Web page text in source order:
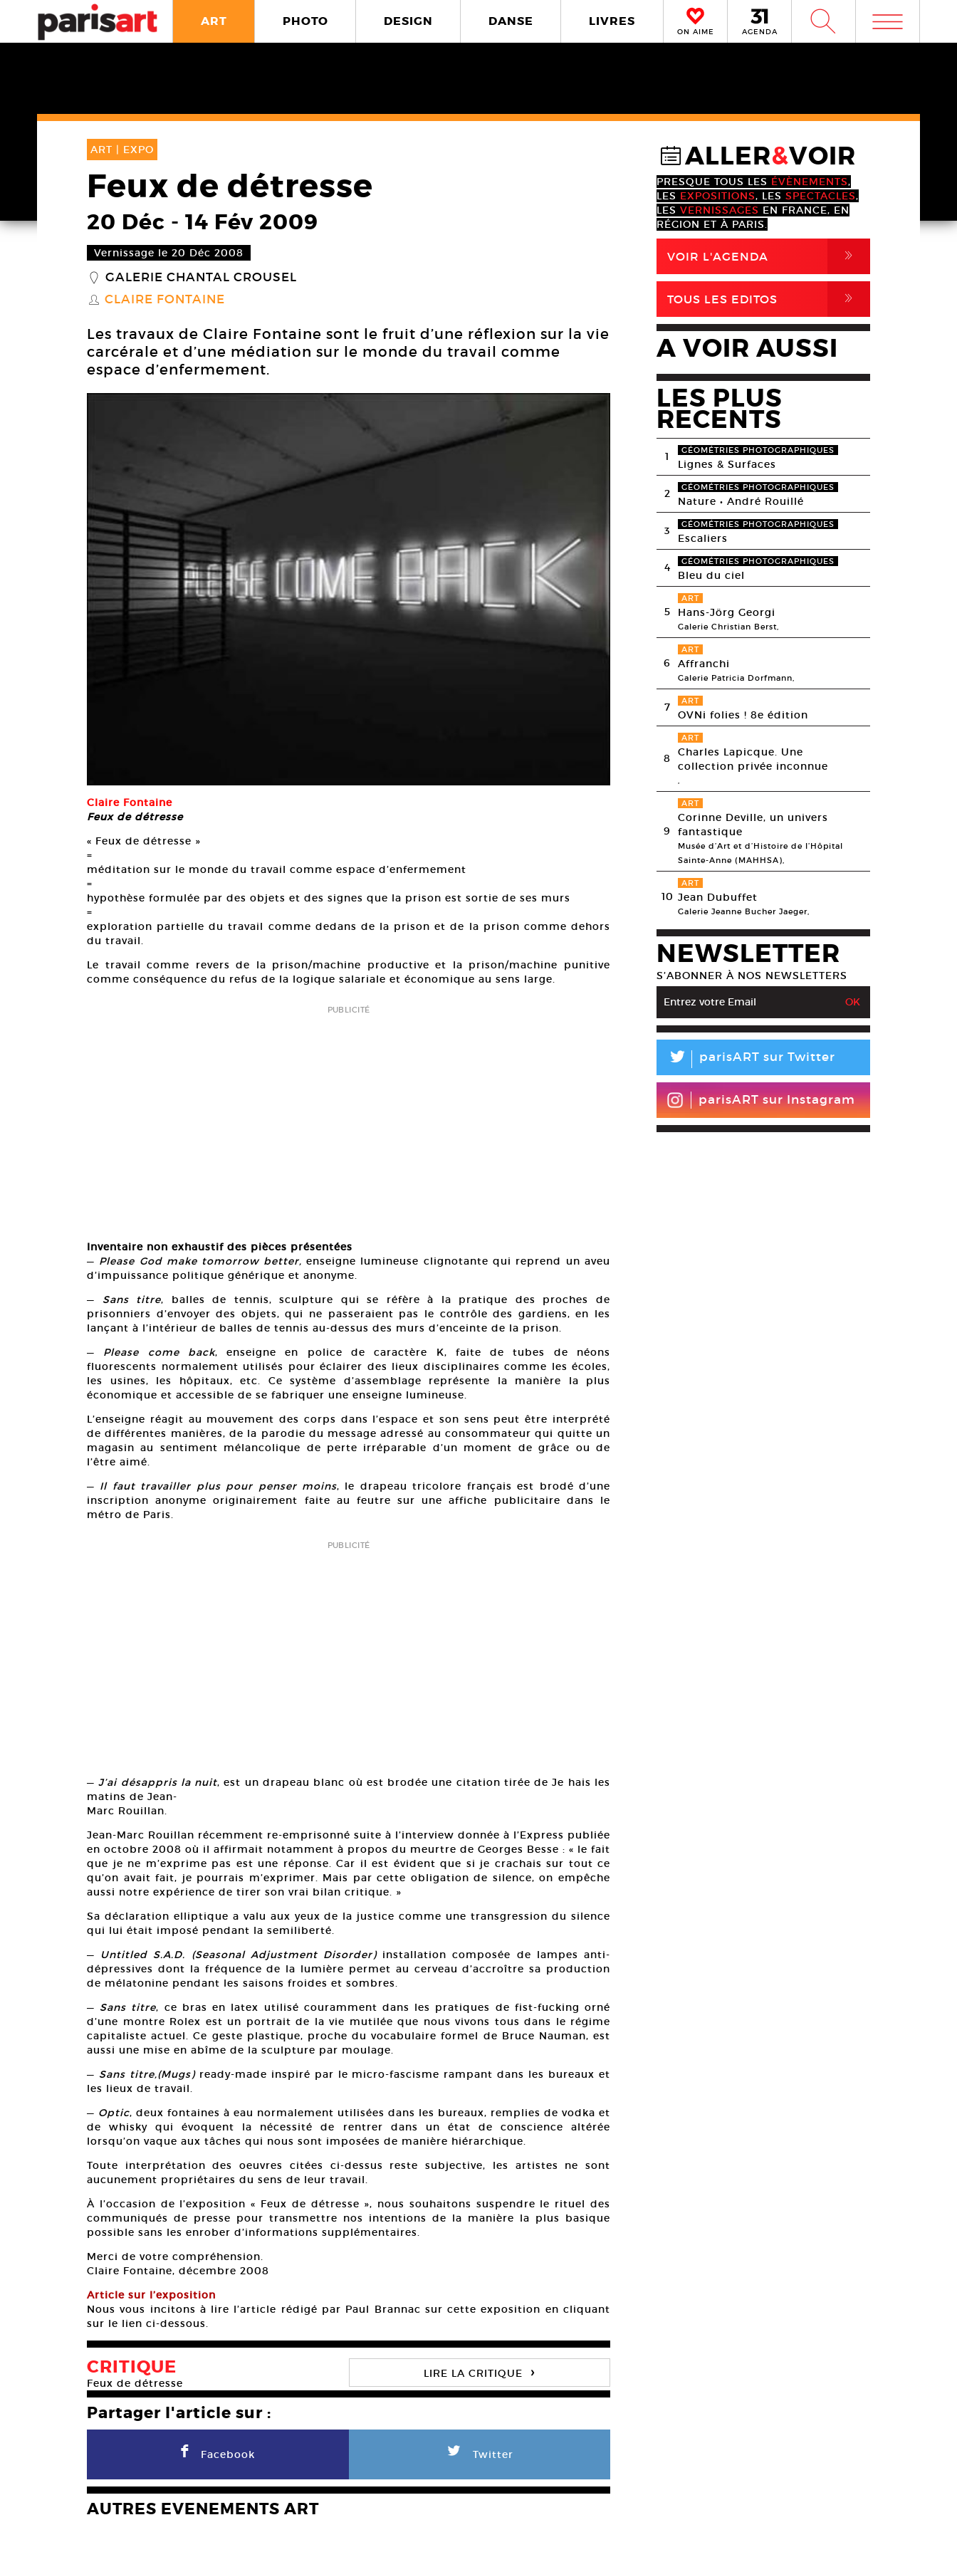
ART PHOTO DESIGN DANSE LIVRES
ON AIME AGENDA W m
ART | EXPO
Feux de détresse
20 Déc - 14 Fév 2009
Vernissage le 20 Déc 2008
_ GALERIE CHANTAL CROUSEL
S CLAIRE FONTAINE
Les travaux de Claire Fontaine sont le fruit d’une réflexion sur la vie
carcérale et d’une médiation sur le monde du travail comme
espace d’enfermement.
Claire Fontaine
Feux de détresse
« Feux de détresse »
=
méditation sur le monde du travail comme espace d’enfermement
=
hypothèse formulée par des objets et des signes que la prison est sortie de ses murs
=
exploration partielle du travail comme dedans de la prison et de la prison comme dehors
du travail.
Le travail comme revers de la prison/machine productive et la prison/machine punitive
comme conséquence du refus de la logique salariale et économique au sens large.
PUBLICITÉ
Inventaire non exhaustif des pièces présentées
— Please God make tomorrow better, enseigne lumineuse clignotante qui reprend un aveu
d’impuissance politique générique et anonyme.
— Sans titre, balles de tennis, sculpture qui se réfère à la pratique des proches de
prisonniers d’envoyer des objets, qui ne passeraient pas le contrôle des gardiens, en les
lançant à l’intérieur de balles de tennis au-dessus des murs d’enceinte de la prison.
— Please come back, enseigne en police de caractère K, faite de tubes de néons
fluorescents normalement utilisés pour éclairer des lieux disciplinaires comme les écoles,
les usines, les hôpitaux, etc. Ce système d’assemblage représente la manière la plus
économique et accessible de se fabriquer une enseigne lumineuse.
L’enseigne réagit au mouvement des corps dans l’espace et son sens peut être interprété
de différentes manières, de la parodie du message adressé au consommateur qui quitte un
magasin au sentiment mélancolique de perte irréparable d’un moment de grâce ou de
l’être aimé.
— Il faut travailler plus pour penser moins, le drapeau tricolore français est brodé d’une
inscription anonyme originairement faite au feutre sur une affiche publicitaire dans le
métro de Paris.
PUBLICITÉ
—J’ai désappris la nuit, est un drapeau blanc où est brodée une citation tirée de Je hais les
matins de Jean-
Marc Rouillan.
Jean-Marc Rouillan récemment re-emprisonné suite à l’interview donnée à l’Express publiée
en octobre 2008 où il affirmait notamment à propos du meurtre de Georges Besse : « le fait
que je ne m’exprime pas est une réponse. Car il est évident que si je crachais sur tout ce
qu’on avait fait, je pourrais m’exprimer. Mais par cette obligation de silence, on empêche
aussi notre expérience de tirer son vrai bilan critique. »
Sa déclaration elliptique a valu aux yeux de la justice comme une transgression du silence
qui lui était imposé pendant la semiliberté.
— Untitled S.A.D. (Seasonal Adjustment Disorder)installation composée de lampes anti-
dépressives dont la fréquence de la lumière permet au cerveau d’accroître sa production
de mélatonine pendant les saisons froides et sombres.
— Sans titre, ce bras en latex utilisé couramment dans les pratiques de fist-fucking orné
d’une montre Rolex est un portrait de la vie mutilée que nous vivons tous dans le régime
capitaliste actuel. Ce geste plastique, proche du vocabulaire formel de Bruce Nauman, est
aussi une mise en abîme de la sculpture par moulage.
— Sans titre,(Mugs) ready-made inspiré par le micro-fascisme rampant dans les bureaux et
les lieux de travail.
— Optic, deux fontaines à eau normalement utilisées dans les bureaux, remplies de vodka et
de whisky qui évoquent la nécessité de rentrer dans un état de conscience altérée
lorsqu’on vaque aux tâches qui nous sont imposées de manière hiérarchique.
Toute interprétation des oeuvres citées ci-dessus reste subjective, les artistes ne sont
aucunement propriétaires du sens de leur travail.
À l’occasion de l’exposition « Feux de détresse », nous souhaitons suspendre le rituel des
communiqués de presse pour transmettre nos intentions de la manière la plus basique
possible sans les enrober d’informations supplémentaires.
Merci de votre compréhension.
Claire Fontaine, décembre 2008
Article sur l’exposition
Nous vous incitons à lire l’article rédigé par Paul Brannac sur cette exposition en cliquant
sur le lien ci-dessous.
CRITIQUE
Feux de détresse
LIRE LA CRITIQUE ›
Partager l'article sur :
F Facebook L Twitter
AUTRES EVENEMENTS ART
@ALLER&VOIR
PRESQUE TOUS LES ÉVÈNEMENTS,
LES EXPOSITIONS, LES SPECTACLES,
LES VERNISSAGES EN FRANCE, EN
RÉGION ET À PARIS.
VOIR L'AGENDA ,
TOUS LES EDITOS ,
A VOIR AUSSI
LES PLUS
RECENTS
1 GÉOMÉTRIES PHOTOGRAPHIQUES
Lignes & Surfaces
2 GÉOMÉTRIES PHOTOGRAPHIQUES
Nature • André Rouillé
3 GÉOMÉTRIES PHOTOGRAPHIQUES
Escaliers
4 GÉOMÉTRIES PHOTOGRAPHIQUES
Bleu du ciel
5
ART
Hans-Jörg Georgi
Galerie Christian Berst,
6
ART
Affranchi
Galerie Patricia Dorfmann,
7 ART
OVNi folies ! 8e édition
8
ART
Charles Lapicque. Une
collection privée inconnue
,
9
ART
Corinne Deville, un univers
fantastique
Musée d’Art et d’Histoire de l’Hôpital
Sainte-Anne (MAHHSA),
10
ART
Jean Dubuffet
Galerie Jeanne Bucher Jaeger,
NEWSLETTER
S’ABONNER À NOS NEWSLETTERS
L parisART sur Twitter
parisART sur Instagram